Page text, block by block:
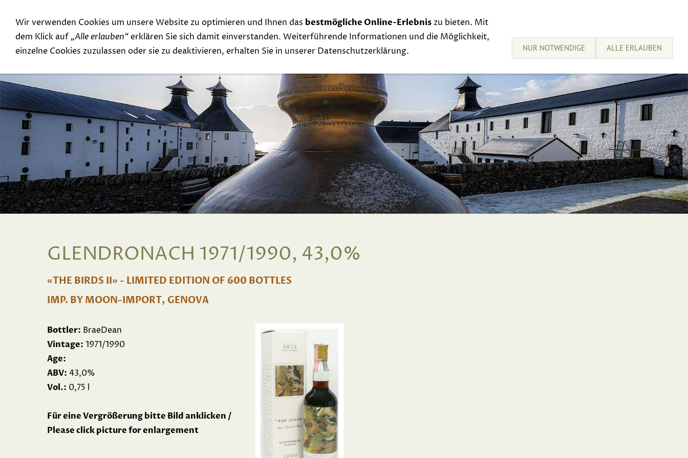
Special Offer Top Rarities Whisky Events Links Contact Exclusive Tastings
GLENDRONACH 1971/1990, 43,0%
«THE BIRDS II» - LIMITED EDITION OF 600 BOTTLES
IMP. BY MOON-IMPORT, GENOVA
Bottler: BraeDean
Vintage: 1971/1990
Age:
ABV: 43,0%
Vol.: 0,75 l
Für eine Vergrößerung bitte Bild anklicken /
Please click picture for enlargement
Wir verwenden Cookies um unsere Website zu optimieren und Ihnen das bestmögliche Online-Erlebniszu bieten. Mit
dem Klick auf „Alle erlauben“erklären Sie sich damit einverstanden. Weiterführende Informationen und die Möglichkeit,
einzelne Cookies zuzulassen oder sie zu deaktivieren, erhalten Sie in unserer Datenschutzerklärung.
NUR NOTWENDIGE ALLE ERLAUBEN